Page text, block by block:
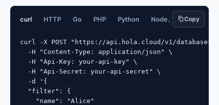
curl HTTP Go PHP Python Node.js JavaScript
Copy
curl -X POST "https://api.hola.cloud/v1/
  -H "Content-Type: application/json" \
  -H "Api-Key: your-api-key" \
  -H "Api-Secret: your-api-secret" \
  -d '{
  "filter": {
    "name": "Alice"